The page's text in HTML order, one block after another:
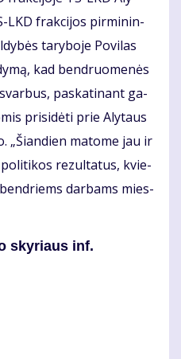
LKD frak­ci­jos pir­mi­nin­
ta­ry­bo­je Po­vi­las
kad ben­druo­me­nės
pa­ska­ti­nant ga­
pri­si­dė­ti prie Aly­taus
„Šian­dien ma­to­me jau ir
re­zul­ta­tus, kvie­
dar­bams mies­
sky­riaus inf.